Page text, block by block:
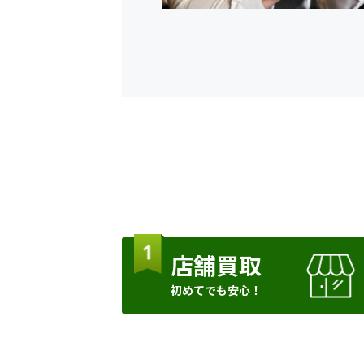
店舗買取
初めてでも安心！